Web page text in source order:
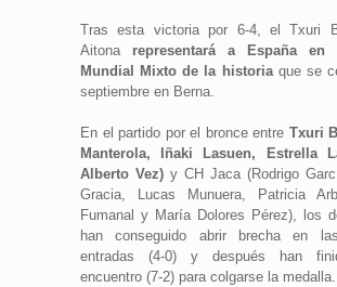
Tras esta victoria por 6-4, el Txuri
Aitonarepresentará a España en
Mundial Mixto de la historiaque se
septiembre en Berna.
En el partido por el bronce entre Txuri
Manterola, Iñaki Lasuen, Estrella
Alberto Vez) y CH Jaca (Rodrigo
Gracia, Lucas Munuera, Patricia
Fumanal y María Dolores Pérez), los
han conseguido abrir brecha en
entradas (4-0) y después han
encuentro (7-2) para colgarse la medalla.